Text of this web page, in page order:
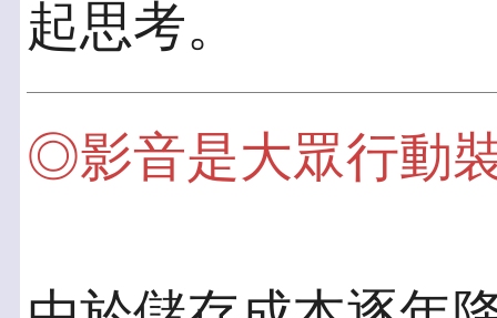
起思考。
◎影音是大眾行動